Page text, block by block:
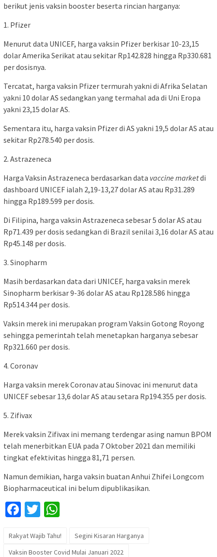
berikut jenis vaksin booster beserta rincian harganya:
1. Pfizer
Menurut data UNICEF, harga vaksin Pfizer berkisar 10-23,15
dolar Amerika Serikat atau sekitar Rp142.828 hingga Rp330.681
per dosisnya.
Tercatat, harga vaksin Pfizer termurah yakni di Afrika Selatan
yakni 10 dolar AS sedangkan yang termahal ada di Uni Eropa
yakni 23,15 dolar AS.
Sementara itu, harga vaksin Pfizer di AS yakni 19,5 dolar AS atau
sekitar Rp278.540 per dosis.
2. Astrazeneca
Harga Vaksin Astrazeneca berdasarkan data vaccine marketdi
dashboard UNICEF ialah 2,19-13,27 dolar AS atau Rp31.289
hingga Rp189.599 per dosis.
Di Filipina, harga vaksin Astrazeneca sebesar 5 dolar AS atau
Rp71.439 per dosis sedangkan di Brazil senilai 3,16 dolar AS atau
Rp45.148 per dosis.
3. Sinopharm
Masih berdasarkan data dari UNICEF, harga vaksin merek
Sinopharm berkisar 9-36 dolar AS atau Rp128.586 hingga
Rp514.344 per dosis.
Vaksin merek ini merupakan program Vaksin Gotong Royong
sehingga pemerintah telah menetapkan harganya sebesar
Rp321.660 per dosis.
4. Coronav
Harga vaksin merek Coronav atau Sinovac ini menurut data
UNICEF sebesar 13,6 dolar AS atau setara Rp194.355 per dosis.
5. Zifivax
Merek vaksin Zifivax ini memang terdengar asing namun BPOM
telah menerbitkan EUA pada 7 Oktober 2021 dan memiliki
tingkat efektivitas hingga 81,71 persen.
Namun demikian, harga vaksin buatan Anhui Zhifei Longcom
Biopharmaceutical ini belum dipublikasikan.
Facebook
Twitter
Rakyat Wajib Tahu!
Segini Kisaran Harganya
Vaksin Booster Covid Mulai Januari 2022